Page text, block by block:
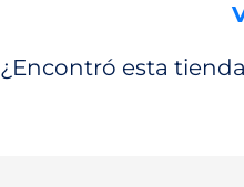
¿Encontró esta